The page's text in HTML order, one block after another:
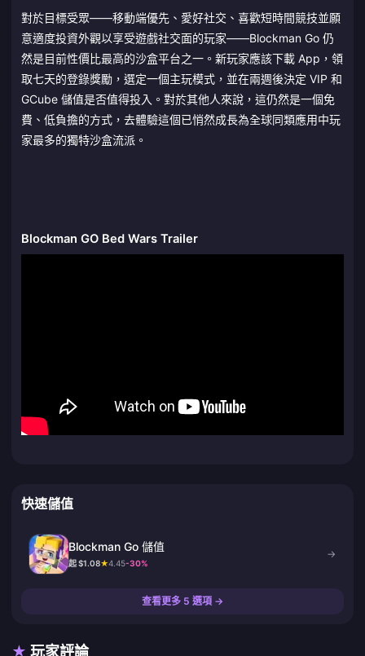
對於目標受眾——移動端優先、愛好社交、喜歡短時間競技並願
意適度投資外觀以享受遊戲社交面的玩家——Blockman Go 仍
然是目前性價比最高的沙盒平台之一。新玩家應該下載 App，領
取七天的登錄獎勵，選定一個主玩模式，並在兩週後決定 VIP 和
GCube 儲值是否值得投入。對於其他人來說，這仍然是一個免
費、低負擔的方式，去體驗這個已悄然成長為全球同類應用中玩
家最多的獨特沙盒流派。
Blockman GO Bed Wars Trailer
快速儲值
Blockman Go 儲值
起 $1.08★4.45-30%
→
查看更多 5 選項 →
★ 玩家評論